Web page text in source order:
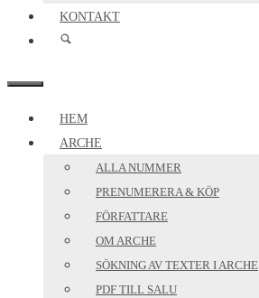
KONTAKT
MENY
HEM
ARCHE
ALLA NUMMER
PRENUMERERA & KÖP
FÖRFATTARE
OM ARCHE
SÖKNING AV TEXTER I ARCHE
PDF TILL SALU